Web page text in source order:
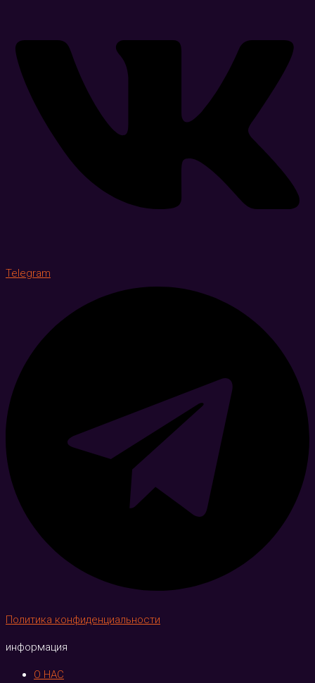
Telegram
Политика конфиденциальности
информация
О НАС